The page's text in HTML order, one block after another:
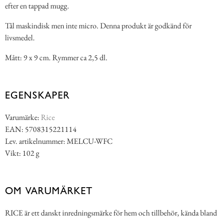
efter en tappad mugg.
Tål maskindisk men inte micro. Denna produkt är godkänd för
livsmedel.
Mått: 9 x 9 cm. Rymmer ca 2,5 dl.
EGENSKAPER
Varumärke: Rice
EAN: 5708315221114
Lev. artikelnummer: MELCU-WFC
Vikt: 102 g
OM VARUMÄRKET
RICE är ett danskt inredningsmärke för hem och tillbehör, kända bland